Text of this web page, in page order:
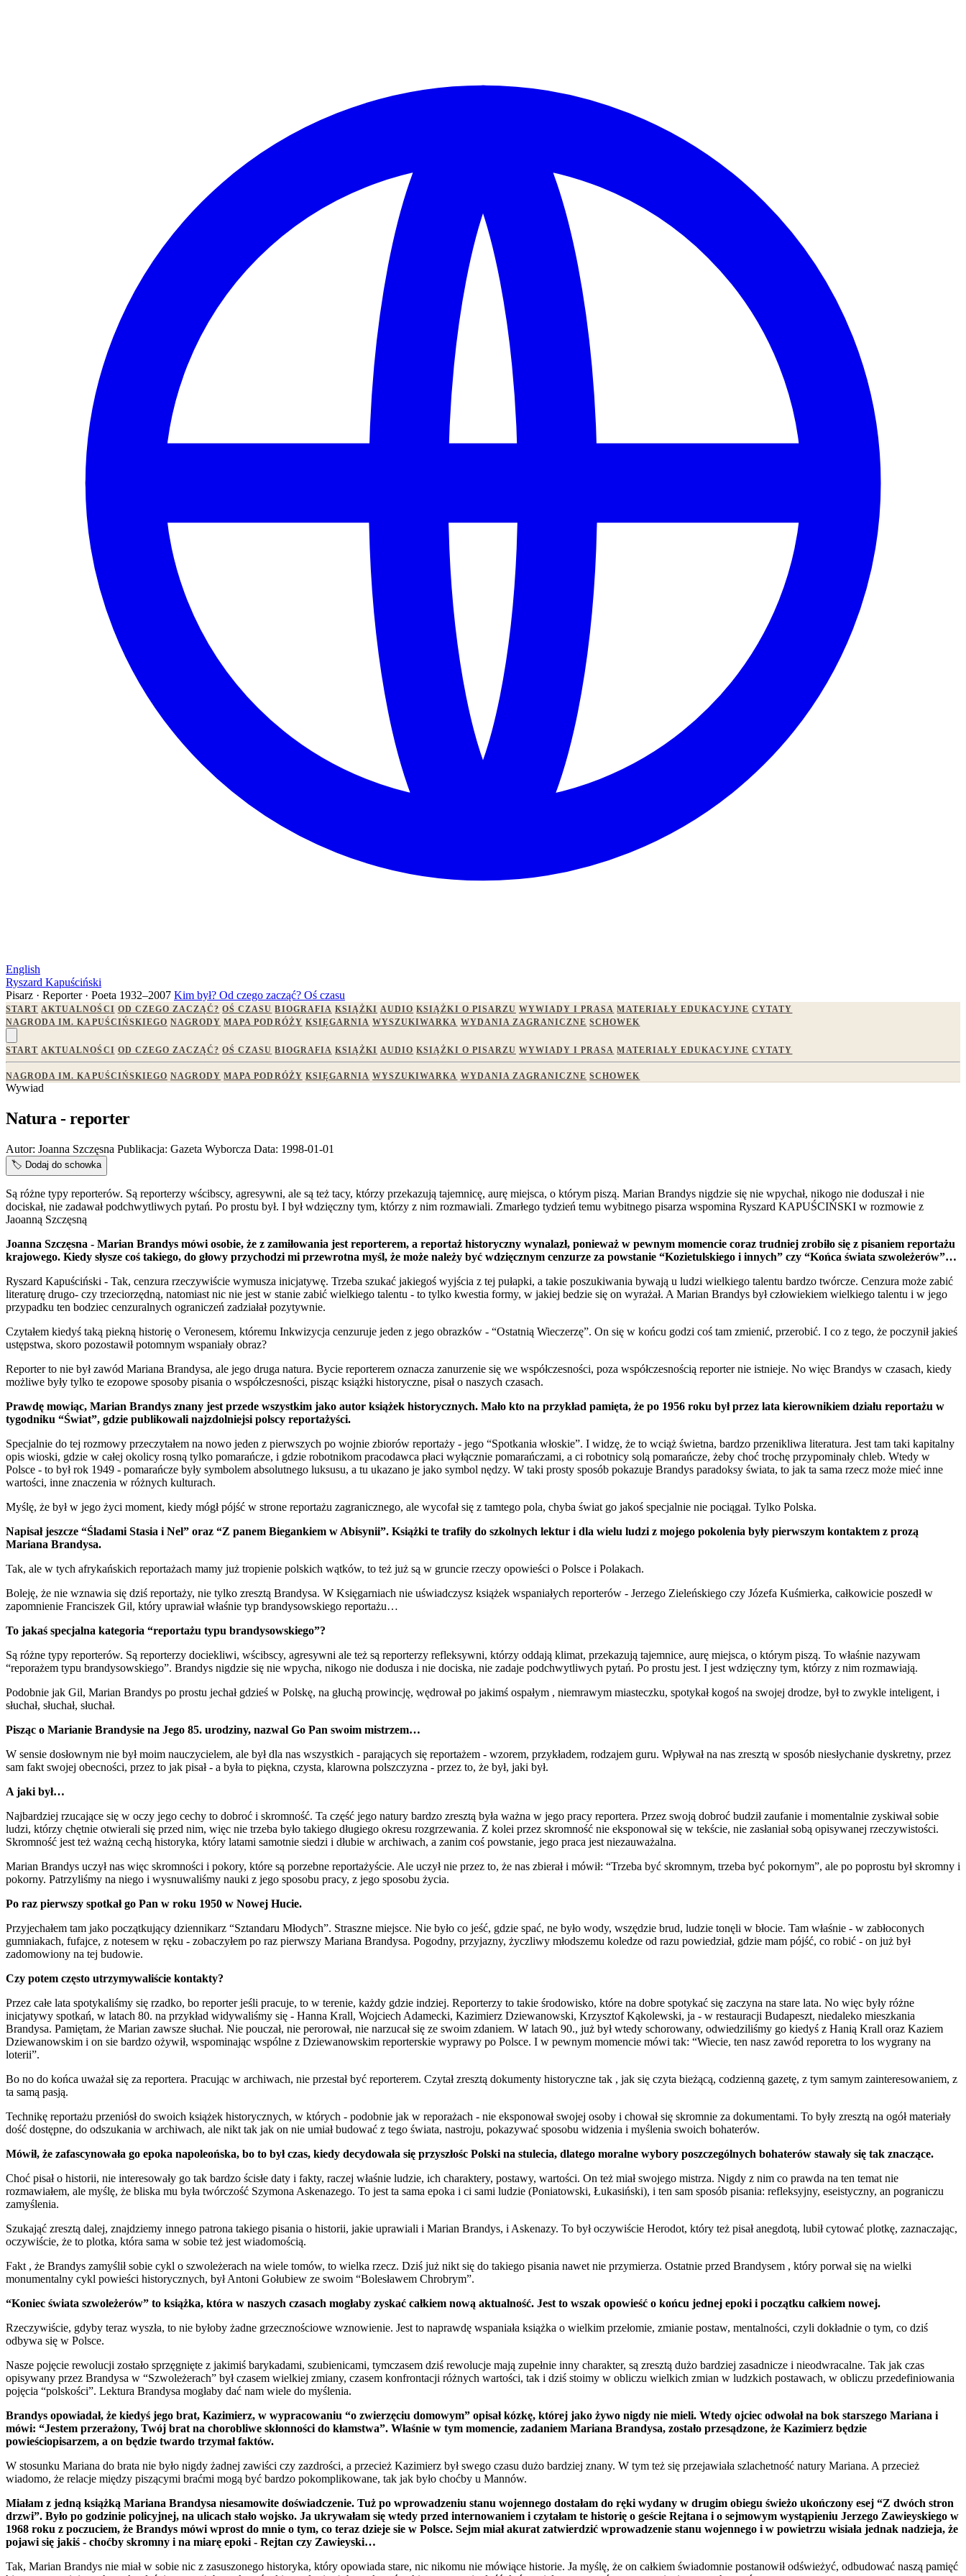
English
Ryszard Kapuściński
Pisarz · Reporter · Poeta 1932–2007 Kim był? Od czego zacząć? Oś czasu
START AKTUALNOŚCI OD CZEGO ZACZĄĆ? OŚ CZASU BIOGRAFIA KSIĄŻKI AUDIO KSIĄŻKI O PISARZU WYWIADY I PRASA MATERIAŁY EDUKACYJNE CYTATY
NAGRODA IM. KAPUŚCIŃSKIEGO NAGRODY MAPA PODRÓŻY KSIĘGARNIA WYSZUKIWARKA WYDANIA ZAGRANICZNE SCHOWEK
START AKTUALNOŚCI OD CZEGO ZACZĄĆ? OŚ CZASU BIOGRAFIA KSIĄŻKI AUDIO KSIĄŻKI O PISARZU WYWIADY I PRASA MATERIAŁY EDUKACYJNE CYTATY
NAGRODA IM. KAPUŚCIŃSKIEGO NAGRODY MAPA PODRÓŻY KSIĘGARNIA WYSZUKIWARKA WYDANIA ZAGRANICZNE SCHOWEK
Wywiad
Natura - reporter
Autor: Joanna Szczęsna Publikacja: Gazeta Wyborcza Data: 1998-01-01
🏷️ Dodaj do schowka
Są różne typy reporterów. Są reporterzy wścibscy, agresywni, ale są też tacy, którzy przekazują tajemnicę, aurę miejsca, o którym piszą. Marian Brandys nigdzie się nie wpychał, nikogo nie doduszał i nie
dociskał, nie zadawał podchwytliwych pytań. Po prostu był. I był wdzięczny tym, którzy z nim rozmawiali. Zmarłego tydzień temu wybitnego pisarza wspomina Ryszard KAPUŚCIŃSKI w rozmowie z
Jaoanną Szczęsną
Joanna Szczęsna - Marian Brandys mówi osobie, że z zamiłowania jest reporterem, a reportaż historyczny wynalazł, ponieważ w pewnym momencie coraz trudniej zrobiło się z pisaniem reportażu
krajowego. Kiedy słysze coś takiego, do głowy przychodzi mi przewrotna myśl, że może należy być wdzięcznym cenzurze za powstanie “Kozietulskiego i innych” czy “Końca świata szwoleżerów”…
Ryszard Kapuściński - Tak, cenzura rzeczywiście wymusza inicjatywę. Trzeba szukać jakiegoś wyjścia z tej pułapki, a takie poszukiwania bywają u ludzi wielkiego talentu bardzo twórcze. Cenzura może zabić
literaturę drugo- czy trzeciorzędną, natomiast nic nie jest w stanie zabić wielkiego talentu - to tylko kwestia formy, w jakiej bedzie się on wyrażał. A Marian Brandys był człowiekiem wielkiego talentu i w jego
przypadku ten bodziec cenzuralnych ograniczeń zadziałał pozytywnie.
Czytałem kiedyś taką piekną historię o Veronesem, któremu Inkwizycja cenzuruje jeden z jego obrazków - “Ostatnią Wieczerzę”. On się w końcu godzi coś tam zmienić, przerobić. I co z tego, że poczynił jakieś
ustępstwa, skoro pozostawił potomnym wspaniały obraz?
Reporter to nie był zawód Mariana Brandysa, ale jego druga natura. Bycie reporterem oznacza zanurzenie się we współczesności, poza współczesnością reporter nie istnieje. No więc Brandys w czasach, kiedy
możliwe były tylko te ezopowe sposoby pisania o współczesności, pisząc książki historyczne, pisał o naszych czasach.
Prawdę mowiąc, Marian Brandys znany jest przede wszystkim jako autor książek historycznych. Mało kto na przykład pamięta, że po 1956 roku był przez lata kierownikiem działu reportażu w
tygodniku “Świat”, gdzie publikowali najzdolniejsi polscy reportażyści.
Specjalnie do tej rozmowy przeczytałem na nowo jeden z pierwszych po wojnie zbiorów reportaży - jego “Spotkania włoskie”. I widzę, że to wciąż świetna, bardzo przenikliwa literatura. Jest tam taki kapitalny
opis wioski, gdzie w całej okolicy rosną tylko pomarańcze, i gdzie robotnikom pracodawca płaci wyłącznie pomarańczami, a ci robotnicy solą pomarańcze, żeby choć trochę przypominały chleb. Wtedy w
Polsce - to był rok 1949 - pomarańcze były symbolem absolutnego luksusu, a tu ukazano je jako symbol nędzy. W taki prosty sposób pokazuje Brandys paradoksy świata, to jak ta sama rzecz może mieć inne
wartości, inne znaczenia w różnych kulturach.
Myślę, że był w jego życi moment, kiedy mógł pójść w strone reportażu zagranicznego, ale wycofał się z tamtego pola, chyba świat go jakoś specjalnie nie pociągał. Tylko Polska.
Napisał jeszcze “Śladami Stasia i Nel” oraz “Z panem Biegankiem w Abisynii”. Książki te trafiły do szkolnych lektur i dla wielu ludzi z mojego pokolenia były pierwszym kontaktem z prozą
Mariana Brandysa.
Tak, ale w tych afrykańskich reportażach mamy już tropienie polskich wątków, to też już są w gruncie rzeczy opowieści o Polsce i Polakach.
Boleję, że nie wznawia się dziś reportaży, nie tylko zresztą Brandysa. W Księgarniach nie uświadczysz książek wspaniałych reporterów - Jerzego Zieleńskiego czy Józefa Kuśmierka, całkowicie poszedł w
zapomnienie Franciszek Gil, który uprawiał właśnie typ brandysowskiego reportażu…
To jakaś specjalna kategoria “reportażu typu brandysowskiego”?
Są różne typy reporterów. Są reporterzy dociekliwi, wścibscy, agresywni ale też są reporterzy refleksywni, którzy oddają klimat, przekazują tajemnice, aurę miejsca, o którym piszą. To właśnie nazywam
“reporażem typu brandysowskiego”. Brandys nigdzie się nie wpycha, nikogo nie dodusza i nie dociska, nie zadaje podchwytliwych pytań. Po prostu jest. I jest wdzięczny tym, którzy z nim rozmawiają.
Podobnie jak Gil, Marian Brandys po prostu jechał gdzieś w Polskę, na głuchą prowincję, wędrował po jakimś ospałym , niemrawym miasteczku, spotykał kogoś na swojej drodze, był to zwykle inteligent, i
słuchał, słuchał, słuchał.
Pisząc o Marianie Brandysie na Jego 85. urodziny, nazwal Go Pan swoim mistrzem…
W sensie dosłownym nie był moim nauczycielem, ale był dla nas wszystkich - parających się reportażem - wzorem, przykładem, rodzajem guru. Wpływał na nas zresztą w sposób niesłychanie dyskretny, przez
sam fakt swojej obecności, przez to jak pisał - a była to piękna, czysta, klarowna polszczyzna - przez to, że był, jaki był.
A jaki był…
Najbardziej rzucające się w oczy jego cechy to dobroć i skromność. Ta część jego natury bardzo zresztą była ważna w jego pracy reportera. Przez swoją dobroć budził zaufanie i momentalnie zyskiwał sobie
ludzi, którzy chętnie otwierali się przed nim, więc nie trzeba było takiego długiego okresu rozgrzewania. Z kolei przez skromność nie eksponował się w tekście, nie zasłaniał sobą opisywanej rzeczywistości.
Skromność jest też ważną cechą historyka, który latami samotnie siedzi i dłubie w archiwach, a zanim coś powstanie, jego praca jest niezauważalna.
Marian Brandys uczył nas więc skromności i pokory, które są porzebne reportażyście. Ale uczył nie przez to, że nas zbierał i mówił: “Trzeba być skromnym, trzeba być pokornym”, ale po poprostu był skromny i
pokorny. Patrzyliśmy na niego i wysnuwaliśmy nauki z jego sposobu pracy, z jego sposobu życia.
Po raz pierwszy spotkał go Pan w roku 1950 w Nowej Hucie.
Przyjechałem tam jako początkujący dziennikarz “Sztandaru Młodych”. Straszne miejsce. Nie było co jeść, gdzie spać, ne było wody, wszędzie brud, ludzie tonęli w błocie. Tam właśnie - w zabłoconych
gumniakach, fufajce, z notesem w ręku - zobaczyłem po raz pierwszy Mariana Brandysa. Pogodny, przyjazny, życzliwy młodszemu koledze od razu powiedział, gdzie mam pójść, co robić - on już był
zadomowiony na tej budowie.
Czy potem często utrzymywaliście kontakty?
Przez całe lata spotykaliśmy się rzadko, bo reporter jeśli pracuje, to w terenie, każdy gdzie indziej. Reporterzy to takie środowisko, które na dobre spotykać się zaczyna na stare lata. No więc były różne
inicjatywy spotkań, w latach 80. na przykład widywaliśmy się - Hanna Krall, Wojciech Adamecki, Kazimierz Dziewanowski, Krzysztof Kąkolewski, ja - w restauracji Budapeszt, niedaleko mieszkania
Brandysa. Pamiętam, że Marian zawsze słuchał. Nie pouczał, nie perorował, nie narzucał się ze swoim zdaniem. W latach 90., już był wtedy schorowany, odwiedziliśmy go kiedyś z Hanią Krall oraz Kaziem
Dziewanowskim i on sie bardzo ożywił, wspominając wspólne z Dziewanowskim reporterskie wyprawy po Polsce. I w pewnym momencie mówi tak: “Wiecie, ten nasz zawód reporetra to los wygrany na
loterii”.
Bo no do końca uważał się za reportera. Pracując w archiwach, nie przestał być reporterem. Czytał zresztą dokumenty historyczne tak , jak się czyta bieżącą, codzienną gazetę, z tym samym zainteresowaniem, z
ta samą pasją.
Technikę reportażu przeniósł do swoich książek historycznych, w których - podobnie jak w reporażach - nie eksponował swojej osoby i chował się skromnie za dokumentami. To były zresztą na ogół materiały
dość dostępne, do odszukania w archiwach, ale nikt tak jak on nie umiał budować z tego świata, nastroju, pokazywać sposobu widzenia i myślenia swoich bohaterów.
Mówił, że zafascynowała go epoka napoleońska, bo to był czas, kiedy decydowała się przyszłośc Polski na stulecia, dlatego moralne wybory poszczególnych bohaterów stawały się tak znaczące.
Choć pisał o historii, nie interesowały go tak bardzo ścisłe daty i fakty, raczej właśnie ludzie, ich charaktery, postawy, wartości. On też miał swojego mistrza. Nigdy z nim co prawda na ten temat nie
rozmawiałem, ale myślę, że bliska mu była twórczość Szymona Askenazego. To jest ta sama epoka i ci sami ludzie (Poniatowski, Łukasiński), i ten sam sposób pisania: refleksyjny, eseistyczny, an pograniczu
zamyślenia.
Szukająć zresztą dalej, znajdziemy innego patrona takiego pisania o historii, jakie uprawiali i Marian Brandys, i Askenazy. To był oczywiście Herodot, który też pisał anegdotą, lubił cytować plotkę, zaznaczając,
oczywiście, że to plotka, która sama w sobie też jest wiadomością.
Fakt , że Brandys zamyślił sobie cykl o szwoleżerach na wiele tomów, to wielka rzecz. Dziś już nikt się do takiego pisania nawet nie przymierza. Ostatnie przed Brandysem , który porwał się na wielki
monumentalny cykl powieści historycznych, był Antoni Gołubiew ze swoim “Bolesławem Chrobrym”.
“Koniec świata szwoleżerów” to książka, która w naszych czasach mogłaby zyskać całkiem nową aktualność. Jest to wszak opowieść o końcu jednej epoki i początku całkiem nowej.
Rzeczywiście, gdyby teraz wyszła, to nie byłoby żadne grzecznościowe wznowienie. Jest to naprawdę wspaniała książka o wielkim przełomie, zmianie postaw, mentalności, czyli dokładnie o tym, co dziś
odbywa się w Polsce.
Nasze pojęcie rewolucji zostało sprzęgnięte z jakimiś barykadami, szubienicami, tymczasem dziś rewolucje mają zupełnie inny charakter, są zresztą dużo bardziej zasadnicze i nieodwracalne. Tak jak czas
opisywany przez Brandysa w “Szwoleżerach” był czasem wielkiej zmiany, czasem konfrontacji różnych wartości, tak i dziś stoimy w obliczu wielkich zmian w ludzkich postawach, w obliczu przedefiniowania
pojęcia “polskości”. Lektura Brandysa mogłaby dać nam wiele do myślenia.
Brandys opowiadał, że kiedyś jego brat, Kazimierz, w wypracowaniu “o zwierzęciu domowym” opisał kózkę, której jako żywo nigdy nie mieli. Wtedy ojciec odwołał na bok starszego Mariana i
mówi: “Jestem przerażony, Twój brat na chorobliwe skłonności do kłamstwa”. Właśnie w tym momencie, zadaniem Mariana Brandysa, zostało przesądzone, że Kazimierz będzie
powieściopisarzem, a on będzie twardo trzymał faktów.
W stosunku Mariana do brata nie było nigdy żadnej zawiści czy zazdrości, a przecież Kazimierz był swego czasu dużo bardziej znany. W tym też się przejawiała szlachetność natury Mariana. A przecież
wiadomo, że relacje między piszącymi braćmi mogą być bardzo pokomplikowane, tak jak było choćby u Mannów.
Miałam z jedną książką Mariana Brandysa niesamowite doświadczenie. Tuż po wprowadzeniu stanu wojennego dostałam do ręki wydany w drugim obiegu świeżo ukończony esej “Z dwóch stron
drzwi”. Było po godzinie policyjnej, na ulicach stało wojsko. Ja ukrywałam się wtedy przed internowaniem i czytałam te historię o geście Rejtana i o sejmowym wystąpieniu Jerzego Zawieyskiego w
1968 roku z poczuciem, że Brandys mówi wprost do mnie o tym, co teraz dzieje sie w Polsce. Sejm miał akurat zatwierdzić wprowadzenie stanu wojennego i w powietrzu wisiała jednak nadzieja, że
pojawi się jakiś - choćby skromny i na miarę epoki - Rejtan czy Zawieyski…
Tak, Marian Brandys nie miał w sobie nic z zasuszonego historyka, który opowiada stare, nic nikomu nie mówiące historie. Ja myślę, że on całkiem świadomnie postanowił odświeżyć, odbudować naszą pamięć